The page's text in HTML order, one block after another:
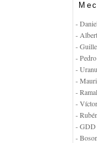
-
-
-
-
-
-
-
-
- Rubén
- GDD
-